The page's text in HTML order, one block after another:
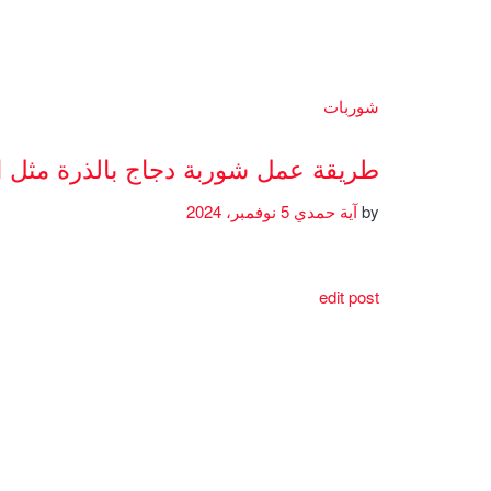
شوربات
طريقة عمل شوربة دجاج بالذرة مثل
byآية حمدي
edit post